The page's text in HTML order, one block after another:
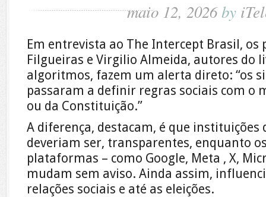
maio 12, 2026by
Em entrevista ao The Intercept Brasil, os
Filgueiras e Virgilio Almeida, autores do
algoritmos, fazem um alerta direto: “os
passaram a definir regras sociais com o
ou da Constituição.”
A diferença, destacam, é que instituições
deveriam ser, transparentes, enquanto
plataformas – como Google, Meta , X,
mudam sem aviso. Ainda assim,
relações sociais e até as eleições.